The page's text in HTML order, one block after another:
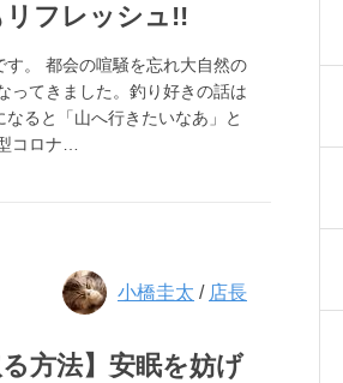
リフレッシュ!!
。 都会の喧騒を忘れ大自然の
ってきました。釣り好きの話は
ると「山へ行きたいなあ」と
コロナ…
小橋圭太 / 店長
る方法】安眠を妨げ